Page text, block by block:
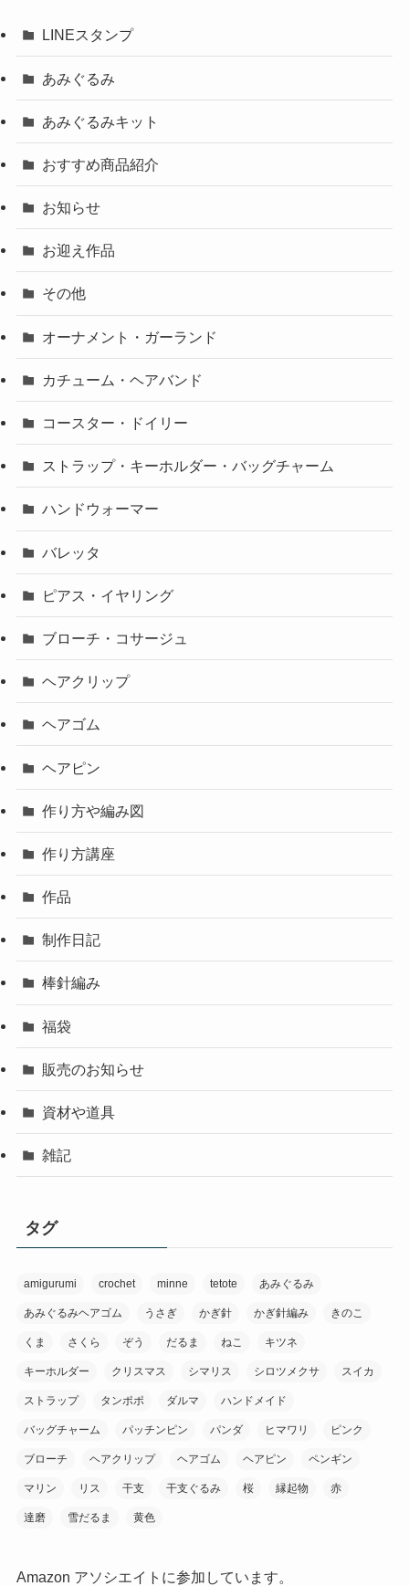
LINEスタンプ
あみぐるみ
あみぐるみキット
おすすめ商品紹介
お知らせ
お迎え作品
その他
オーナメント・ガーランド
カチューム・ヘアバンド
コースター・ドイリー
ストラップ・キーホルダー・バッグチャーム
ハンドウォーマー
バレッタ
ピアス・イヤリング
ブローチ・コサージュ
ヘアクリップ
ヘアゴム
ヘアピン
作り方や編み図
作り方講座
作品
制作日記
棒針編み
福袋
販売のお知らせ
資材や道具
雑記
タグ
amigurumi crochet minne tetote あみぐるみ
あみぐるみヘアゴム うさぎ かぎ針 かぎ針編み きのこ
くま さくら ぞう だるま ねこ キツネ
キーホルダー クリスマス シマリス シロツメクサ スイカ
ストラップ タンポポ ダルマ ハンドメイド
バッグチャーム パッチンピン パンダ ヒマワリ ピンク
ブローチ ヘアクリップ ヘアゴム ヘアピン ペンギン
マリン リス 干支 干支ぐるみ 桜 縁起物 赤
達磨 雪だるま 黄色
Amazon アソシエイトに参加しています。